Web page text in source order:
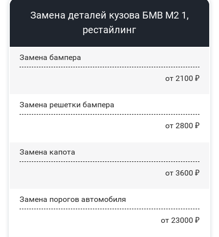
Замена деталей кузова БМВ М2 1,
рестайлинг
Замена бампера
от 2100 ₽
Замена решетки бампера
от 2800 ₽
Замена капота
от 3600 ₽
Замена порогов автомобиля
от 23000 ₽